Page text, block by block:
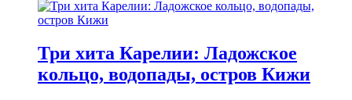
Три хита Карелии: Ладожское
кольцо, водопады, остров Кижи